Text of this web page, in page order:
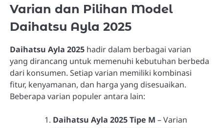
Varian dan Pilihan Model
Daihatsu Ayla 2025
Daihatsu Ayla 2025 hadir dalam berbagai varian
yang dirancang untuk memenuhi kebutuhan berbeda
dari konsumen. Setiap varian memiliki kombinasi
fitur, kenyamanan, dan harga yang disesuaikan.
Beberapa varian populer antara lain:
Daihatsu Ayla 2025 Tipe M – Varian